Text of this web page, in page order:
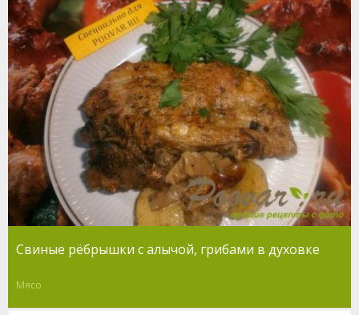
Свиные рёбрышки с алычой, грибами в духовке
Мясо